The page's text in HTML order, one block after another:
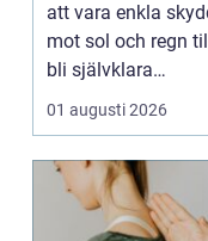
att vara enkla
mot sol och regn
bli självklara
modeplagg i stors...
01 augusti 2026